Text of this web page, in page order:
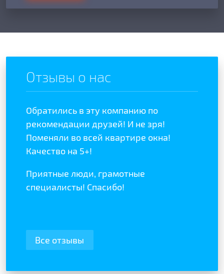
Отзывы о нас
Обратились в эту компанию по
рекомендации друзей! И не зря!
Поменяли во всей квартире окна!
Качество на 5+!
Приятные люди, грамотные
специалисты! Спасибо!
Все отзывы